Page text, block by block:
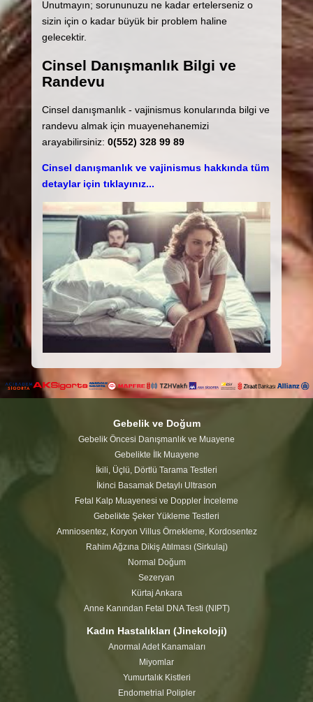
Unutmayın; sorununuzu ne kadar ertelerseniz o
sizin için o kadar büyük bir problem haline
gelecektir.
Cinsel Danışmanlık Bilgi ve
Randevu
Cinsel danışmanlık - vajinismus konularında bilgi ve
randevu almak için muayenehanemizi
arayabilirsiniz: 0(552) 328 99 89
Cinsel danışmanlık ve vajinismus hakkında tüm
detaylar için tıklayınız...
Gebelik ve Doğum
Gebelik Öncesi Danışmanlık ve Muayene
Gebelikte İlk Muayene
İkili, Üçlü, Dörtlü Tarama Testleri
İkinci Basamak Detaylı Ultrason
Fetal Kalp Muayenesi ve Doppler İnceleme
Gebelikte Şeker Yükleme Testleri
Amniosentez, Koryon Villus Örnekleme, Kordosentez
Rahim Ağzına Dikiş Atılması (Sirkulaj)
Normal Doğum
Sezeryan
Kürtaj Ankara
Anne Kanından Fetal DNA Testi (NIPT)
Kadın Hastalıkları (Jinekoloji)
Anormal Adet Kanamaları
Miyomlar
Yumurtalık Kistleri
Endometrial Polipler